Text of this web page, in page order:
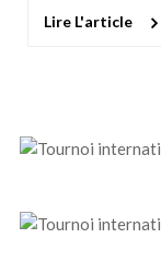
Lire L'article